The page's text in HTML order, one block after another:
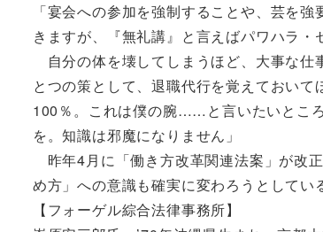
「宴会への参加を強制することや、芸を
きますが、『無礼講』と言えばパワハラ・
自分の体を壊してしまうほど、大事な仕
とつの策として、退職代行を覚えておい
100％。これは僕の腕……と言いたいとこ
を。知識は邪魔になりません」
昨年4月に「働き方改革関連法案」が改
め方」への意識も確実に変わろうとしてい
【フォーゲル綜合法律事務所】